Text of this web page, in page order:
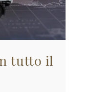
tutto il